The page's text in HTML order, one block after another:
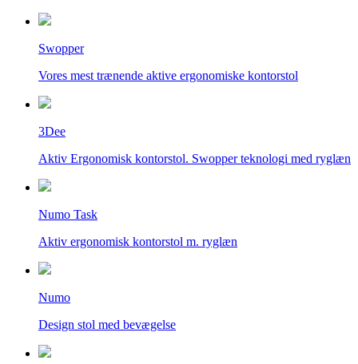
Swopper
Vores mest trænende aktive ergonomiske kontorstol
3Dee
Aktiv Ergonomisk kontorstol. Swopper teknologi med ryglæn
Numo Task
Aktiv ergonomisk kontorstol m. ryglæn
Numo
Design stol med bevægelse